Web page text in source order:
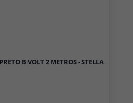
BIVOLT 2 METROS - STELLA